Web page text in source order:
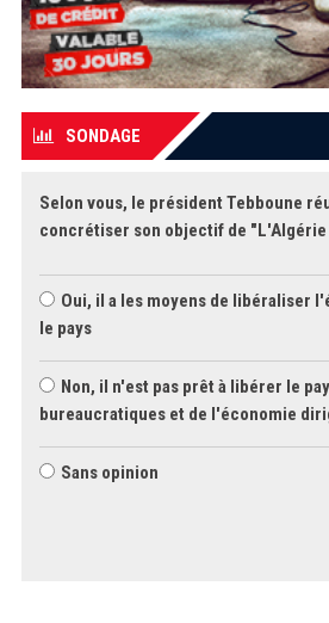
SONDAGE
Selon vous, le président Tebboune
concrétiser son objectif de "L'Algérie
Oui, il a les moyens de libéraliser
le pays
Non, il n'est pas prêt à libérer le
bureaucratiques et de l'économie
Sans opinion